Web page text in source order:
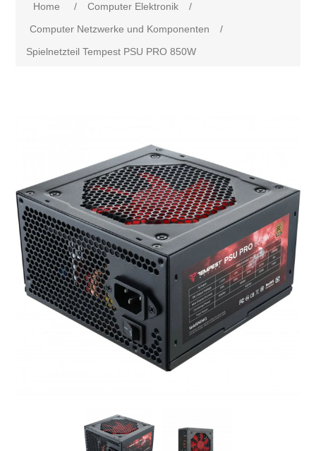
Home / Computer Elektronik
/
Computer Netzwerke und Komponenten
/
Spielnetzteil Tempest PSU PRO 850W